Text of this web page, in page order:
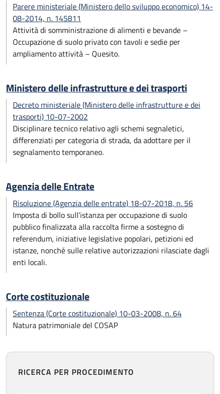
Parere ministeriale (Ministero dello sviluppo economico) 14-
08-2014, n. 145811
Attività di somministrazione di alimenti e bevande –
Occupazione di suolo privato con tavoli e sedie per
ampliamento attività – Quesito.
Ministero delle infrastrutture e dei trasporti
Decreto ministeriale (Ministero delle infrastrutture e dei
trasporti) 10-07-2002
Disciplinare tecnico relativo agli schemi segnaletici,
differenziati per categoria di strada, da adottare per il
segnalamento temporaneo.
Agenzia delle Entrate
Risoluzione (Agenzia delle entrate) 18-07-2018, n. 56
Imposta di bollo sull’istanza per occupazione di suolo
pubblico finalizzata alla raccolta firme a sostegno di
referendum, iniziative legislative popolari, petizioni ed
istanze, nonché sulle relative autorizzazioni rilasciate dagli
enti locali.
Corte costituzionale
Sentenza (Corte costituzionale) 10-03-2008, n. 64
Natura patrimoniale del COSAP
RICERCA PER PROCEDIMENTO